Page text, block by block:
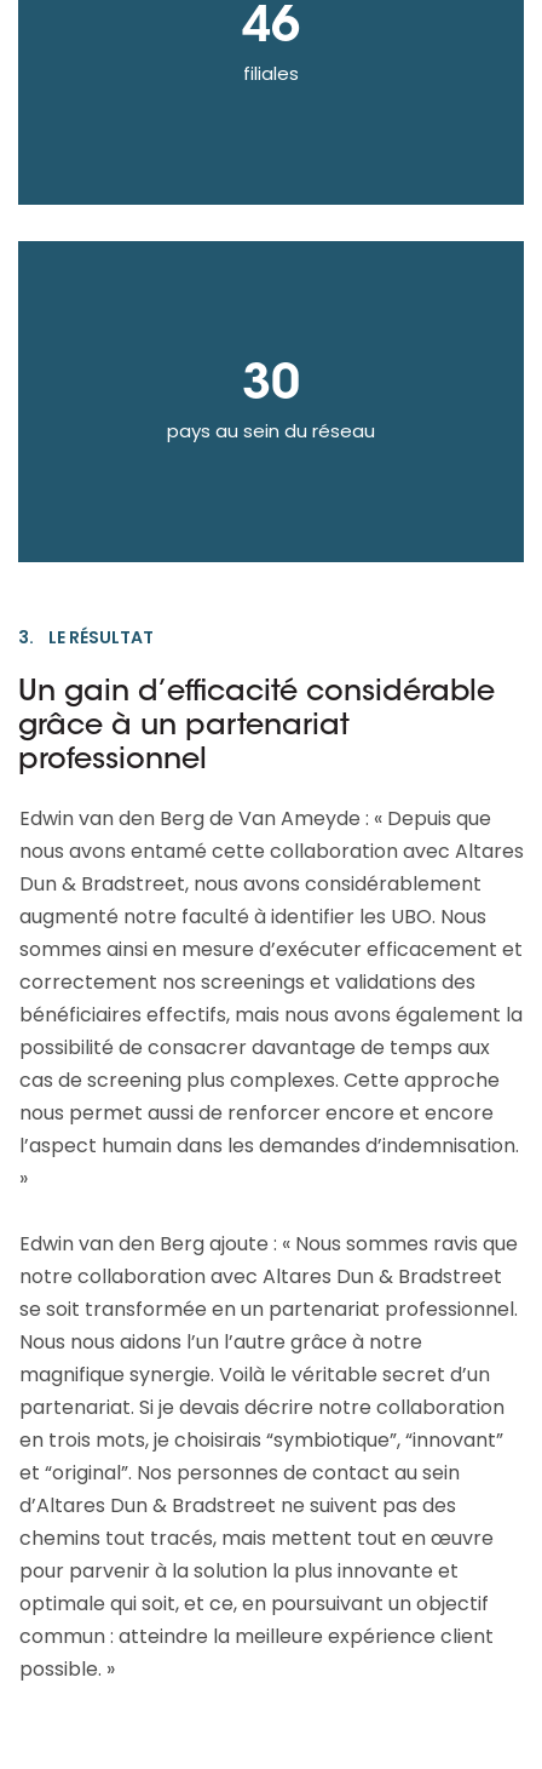
46
filiales
30
pays au sein du réseau
3. LE RÉSULTAT
Un gain d’efficacité considérable
grâce à un partenariat
professionnel
Edwin van den Berg de Van Ameyde : « Depuis que
nous avons entamé cette collaboration avec Altares
Dun & Bradstreet, nous avons considérablement
augmenté notre faculté à identifier les UBO. Nous
sommes ainsi en mesure d’exécuter efficacement et
correctement nos screenings et validations des
bénéficiaires effectifs, mais nous avons également la
possibilité de consacrer davantage de temps aux
cas de screening plus complexes. Cette approche
nous permet aussi de renforcer encore et encore
l’aspect humain dans les demandes d’indemnisation.
»
Edwin van den Berg ajoute : « Nous sommes ravis que
notre collaboration avec Altares Dun & Bradstreet
se soit transformée en un partenariat professionnel.
Nous nous aidons l’un l’autre grâce à notre
magnifique synergie. Voilà le véritable secret d’un
partenariat. Si je devais décrire notre collaboration
en trois mots, je choisirais “symbiotique”, “innovant”
et “original”. Nos personnes de contact au sein
d’Altares Dun & Bradstreet ne suivent pas des
chemins tout tracés, mais mettent tout en œuvre
pour parvenir à la solution la plus innovante et
optimale qui soit, et ce, en poursuivant un objectif
commun : atteindre la meilleure expérience client
possible. »